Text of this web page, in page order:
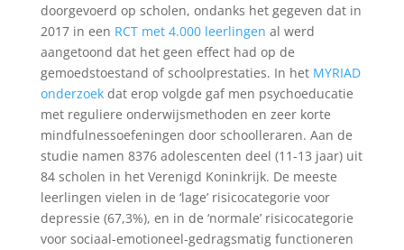
doorgevoerd op scholen, ondanks het gegeven dat in
2017 in een RCT met 4.000 leerlingen al werd
aangetoond dat het geen effect had op de
gemoedstoestand of schoolprestaties. In het MYRIAD
onderzoekdat erop volgde gaf men psychoeducatie
met reguliere onderwijsmethoden en zeer korte
mindfulnessoefeningen door schoolleraren. Aan de
studie namen 8376 adolescenten deel (11-13 jaar) uit
84 scholen in het Verenigd Koninkrijk. De meeste
leerlingen vielen in de ‘lage’ risicocategorie voor
depressie (67,3%), en in de ‘normale’ risicocategorie
voor sociaal-emotioneel-gedragsmatig functioneren